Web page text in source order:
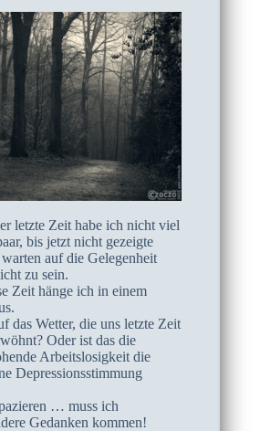
letzte Zeit habe ich nicht viel
bis jetzt nicht gezeigte
auf die Gelegenheit
zu sein.
Zeit hänge ich in einem
das Wetter, die uns letzte Zeit
Oder ist das die
Arbeitslosigkeit die
Depressionsstimmung
… muss ich
Gedanken kommen!